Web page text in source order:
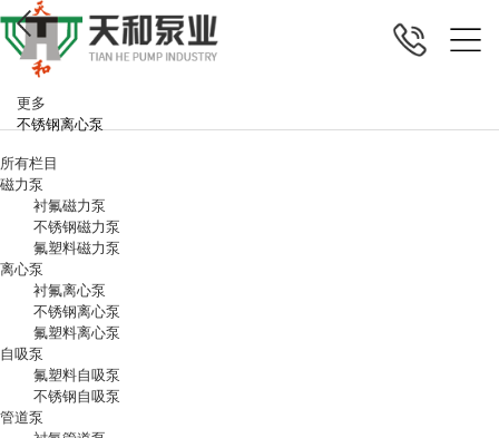
更多
不锈钢离心泵
所有栏目
磁力泵
衬氟磁力泵
不锈钢磁力泵
氟塑料磁力泵
离心泵
衬氟离心泵
不锈钢离心泵
氟塑料离心泵
自吸泵
氟塑料自吸泵
不锈钢自吸泵
管道泵